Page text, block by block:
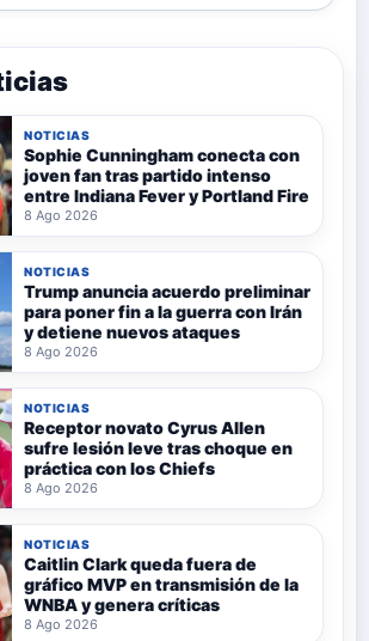
NOTICIAS
Sophie Cunningham conecta con
joven fan tras partido intenso
entre Indiana Fever y Portland Fire
8 Ago 2026
NOTICIAS
Trump anuncia acuerdo preliminar
para poner fin a la guerra con Irán
y detiene nuevos ataques
8 Ago 2026
NOTICIAS
Receptor novato Cyrus Allen
sufre lesión leve tras choque en
práctica con los Chiefs
8 Ago 2026
NOTICIAS
Caitlin Clark queda fuera de
gráfico MVP en transmisión de la
WNBA y genera críticas
8 Ago 2026